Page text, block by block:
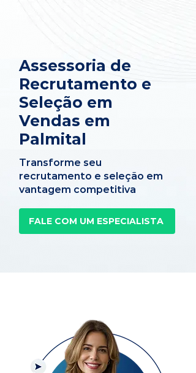
Assessoria de
Recrutamento e
Seleção em
Vendas em
Palmital
Transforme seu
recrutamento e seleção em
vantagem competitiva
FALE COM UM ESPECIALISTA